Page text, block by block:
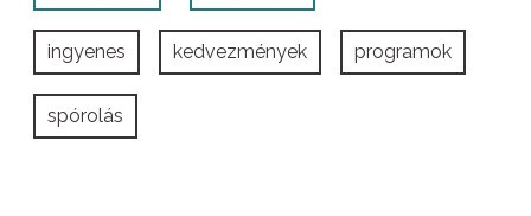
ingyenes kedvezmények programok
spórolás